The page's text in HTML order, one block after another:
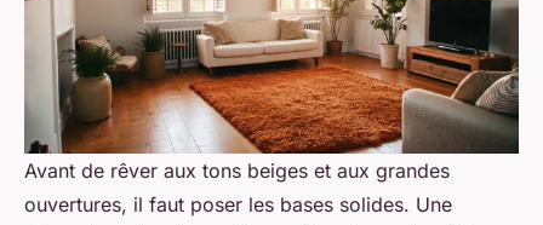
Avant de rêver aux tons beiges et aux grandes
ouvertures, il faut poser les bases solides. Une